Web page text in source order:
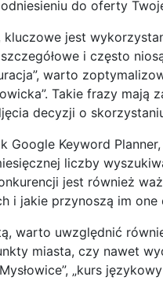
do oferty
jest
i często
warto
Takie frazy
decyzji o
Google Keyword
liczby
jest również
i jakie przynoszą im one
warto uwzględnić
miasta, czy nawet
„kurs